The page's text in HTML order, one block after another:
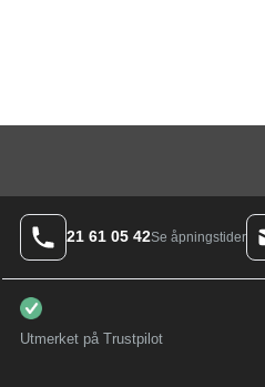
21 61 05 42Se åpningstider
Utmerket på Trustpilot